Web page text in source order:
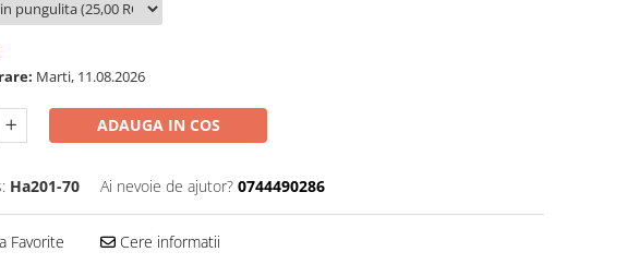
Marti, 11.08.2026
ADAUGA IN COS
Ha201-70 Ai nevoie de ajutor? 0744490286
Favorite Cere informatii